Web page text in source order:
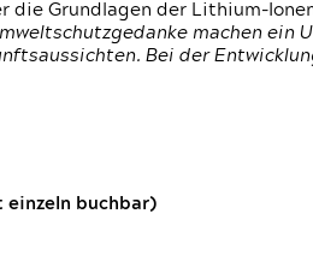
die Grundlagen der Lithium-
machen
Bei der
einzeln buchbar)